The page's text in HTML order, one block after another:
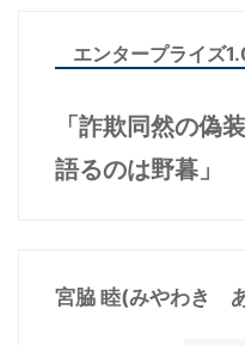
エンタープライズ
「詐欺同然の偽
語るのは野暮」
宮脇 睦(みやわき